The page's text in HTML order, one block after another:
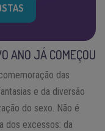
ANO JÁ COMEÇOU
das
e da diversão
do sexo. Não é
dos excessos: da